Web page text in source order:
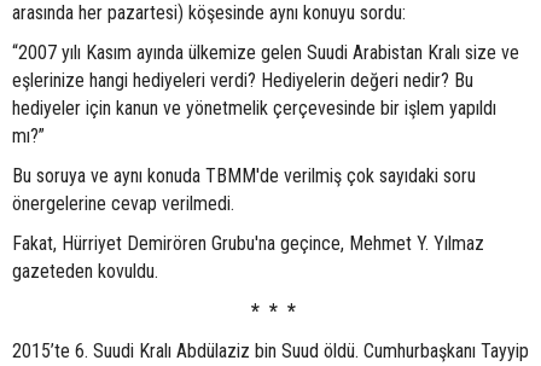
arasında her pazartesi) köşesinde aynı konuyu sordu:
“2007 yılı Kasım ayında ülkemize gelen Suudi Arabistan Kralı size ve
eşlerinize hangi hediyeleri verdi? Hediyelerin değeri nedir? Bu
hediyeler için kanun ve yönetmelik çerçevesinde bir işlem yapıldı
mı?”
Bu soruya ve aynı konuda TBMM'de verilmiş çok sayıdaki soru
önergelerine cevap verilmedi.
Fakat, Hürriyet Demirören Grubu'na geçince, Mehmet Y. Yılmaz
gazeteden kovuldu.
* * *
2015’te 6. Suudi Kralı Abdülaziz bin Suud öldü. Cumhurbaşkanı Tayyip